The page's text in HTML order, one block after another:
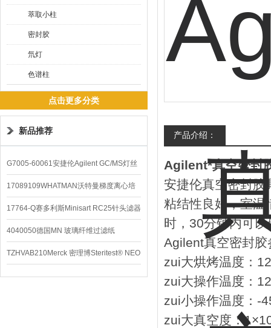
萃取小柱
密封胶
氘灯
色谱柱
点击更多分类
新品推荐
G7005-60061安捷伦Agilent GC/MS灯丝
配件
17089109WHATMAN沃特曼梯度离心培
养基
17764-Q赛多利斯Minisart RC25针头滤器
4040050德国MN 玻璃纤维过滤纸
TZHVAB210Merck 密理博Steritest® NEO
设备
产品介绍：
Agilent*真空密封
安捷伦真空密封胶
粘结性良好，室
时，30分钟内可
Agilent真空密封胶
zui大烘烤温度：
zui大操作温度：
zui小操作温度：-
zui大真空度：